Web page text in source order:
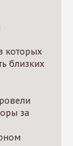
которых
близких
за